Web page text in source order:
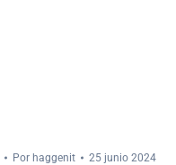
Por haggenit 25 junio 2024